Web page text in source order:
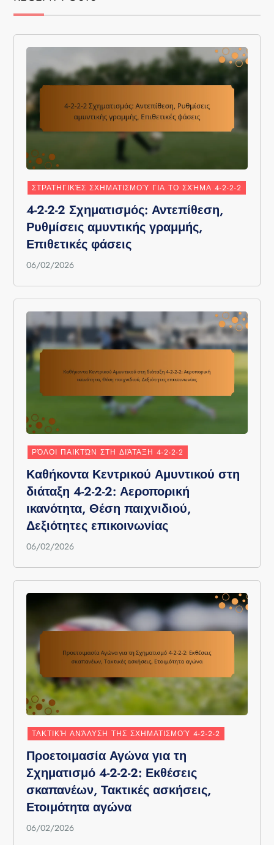
ΣΤΡΑΤΗΓΙΚΈΣ ΣΧΗΜΑΤΙΣΜΟΎ ΓΙΑ ΤΟ ΣΧΉΜΑ 4-2-2-2
4-2-2-2 Σχηματισμός: Αντεπίθεση,
Ρυθμίσεις αμυντικής γραμμής,
Επιθετικές φάσεις
06/02/2026
ΡΌΛΟΙ ΠΑΙΚΤΏΝ ΣΤΗ ΔΙΆΤΑΞΗ 4-2-2-2
Καθήκοντα Κεντρικού Αμυντικού στη
διάταξη 4-2-2-2: Αεροπορική
ικανότητα, Θέση παιχνιδιού,
Δεξιότητες επικοινωνίας
06/02/2026
ΤΑΚΤΙΚΉ ΑΝΆΛΥΣΗ ΤΗΣ ΣΧΗΜΑΤΙΣΜΟΎ 4-2-2-2
Προετοιμασία Αγώνα για τη
Σχηματισμό 4-2-2-2: Εκθέσεις
σκαπανέων, Τακτικές ασκήσεις,
Ετοιμότητα αγώνα
06/02/2026